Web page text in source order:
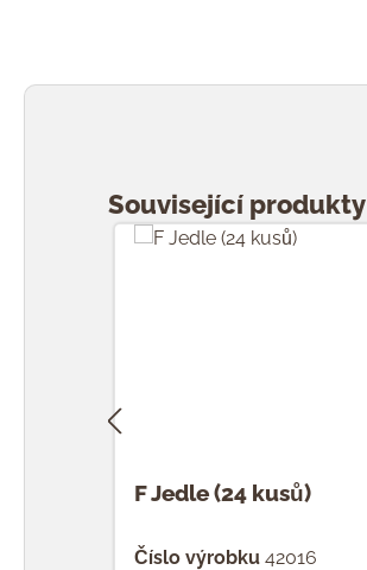
Související produkty
F Jedle (24 kusů)
Číslo výrobku 42016